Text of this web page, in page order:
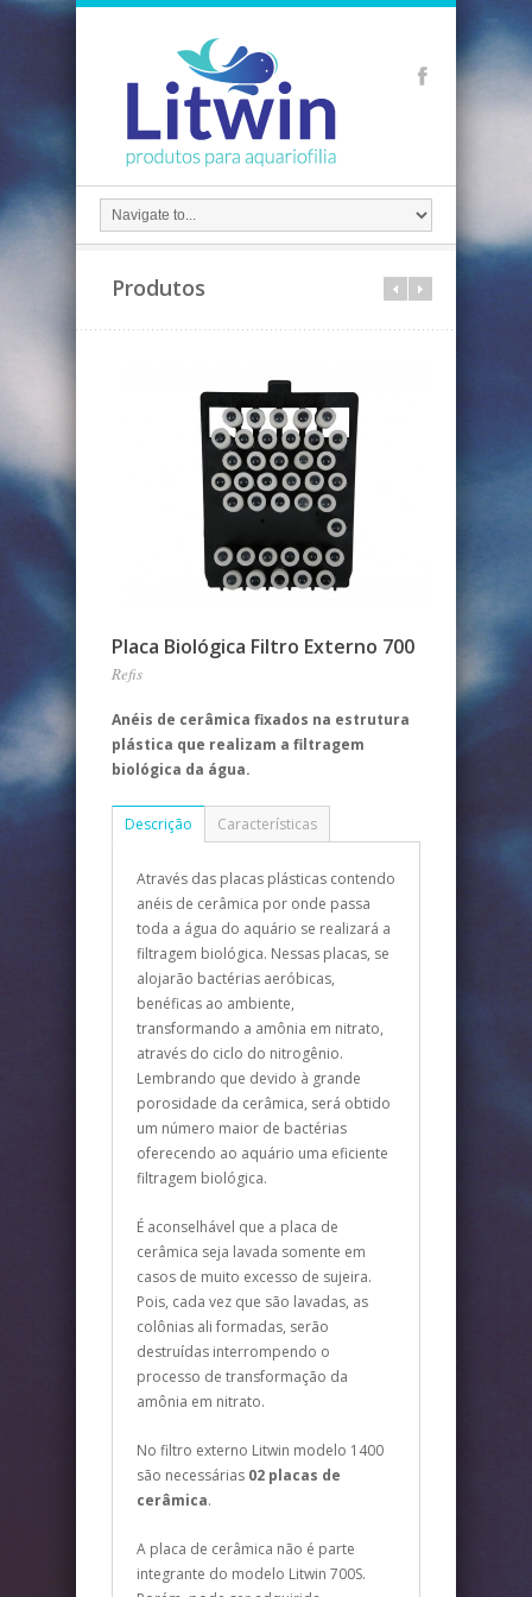
Produtos
Placa Biológica Filtro Externo 700
Refis
Anéis de cerâmica fixados na estrutura
plástica que realizam a filtragem
biológica da água.
Descrição Características
Através das placas plásticas contendo
anéis de cerâmica por onde passa
toda a água do aquário se realizará a
filtragem biológica. Nessas placas, se
alojarão bactérias aeróbicas,
benéficas ao ambiente,
transformando a amônia em nitrato,
através do ciclo do nitrogênio.
Lembrando que devido à grande
porosidade da cerâmica, será obtido
um número maior de bactérias
oferecendo ao aquário uma eficiente
filtragem biológica.
É aconselhável que a placa de
cerâmica seja lavada somente em
casos de muito excesso de sujeira.
Pois, cada vez que são lavadas, as
colônias ali formadas, serão
destruídas interrompendo o
processo de transformação da
amônia em nitrato.
No filtro externo Litwin modelo 1400
são necessárias 02 placas de
cerâmica.
A placa de cerâmica não é parte
integrante do modelo Litwin 700S.